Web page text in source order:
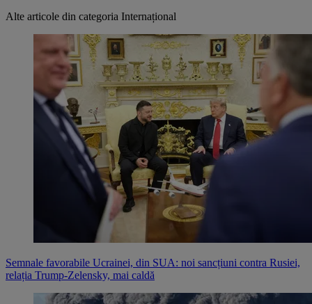
Alte articole din categoria Internațional
Semnale favorabile Ucrainei, din SUA: noi sancțiuni contra Rusiei,
relația Trump-Zelensky, mai caldă